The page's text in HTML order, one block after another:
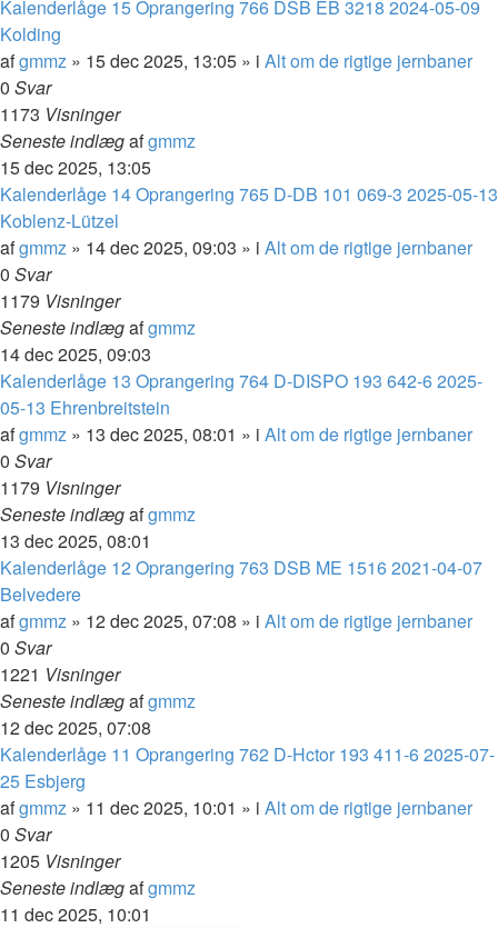
Kalenderlåge 15 Oprangering 766 DSB EB 3218 2024-05-09
Kolding
afgmmz » 15 dec 2025, 13:05 » i Alt om de rigtige jernbaner
0 Svar
1173 Visninger
Seneste indlægafgmmz
15 dec 2025, 13:05
Kalenderlåge 14 Oprangering 765 D-DB 101 069-3 2025-05-13
Koblenz-Lützel
afgmmz » 14 dec 2025, 09:03 » i Alt om de rigtige jernbaner
0 Svar
1179 Visninger
Seneste indlægafgmmz
14 dec 2025, 09:03
Kalenderlåge 13 Oprangering 764 D-DISPO 193 642-6 2025-
05-13 Ehrenbreitstein
afgmmz » 13 dec 2025, 08:01 » i Alt om de rigtige jernbaner
0 Svar
1179 Visninger
Seneste indlægafgmmz
13 dec 2025, 08:01
Kalenderlåge 12 Oprangering 763 DSB ME 1516 2021-04-07
Belvedere
afgmmz » 12 dec 2025, 07:08 » i Alt om de rigtige jernbaner
0 Svar
1221 Visninger
Seneste indlægafgmmz
12 dec 2025, 07:08
Kalenderlåge 11 Oprangering 762 D-Hctor 193 411-6 2025-07-
25 Esbjerg
afgmmz » 11 dec 2025, 10:01 » i Alt om de rigtige jernbaner
0 Svar
1205 Visninger
Seneste indlægafgmmz
11 dec 2025, 10:01